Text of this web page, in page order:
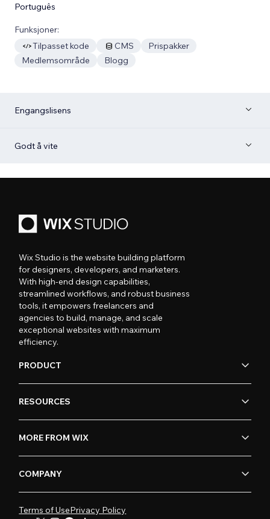
Português
Funksjoner:
Tilpasset kode
CMS
Prispakker
Medlemsområde
Blogg
Engangslisens
Godt å vite
Wix Studio is the website building platform
for designers, developers, and marketers.
With high-end design capabilities,
streamlined workflows, and robust business
tools, it empowers freelancers and
agencies to build, manage, and scale
exceptional websites with maximum
efficiency.
PRODUCT
RESOURCES
MORE FROM WIX
COMPANY
Terms of UsePrivacy Policy